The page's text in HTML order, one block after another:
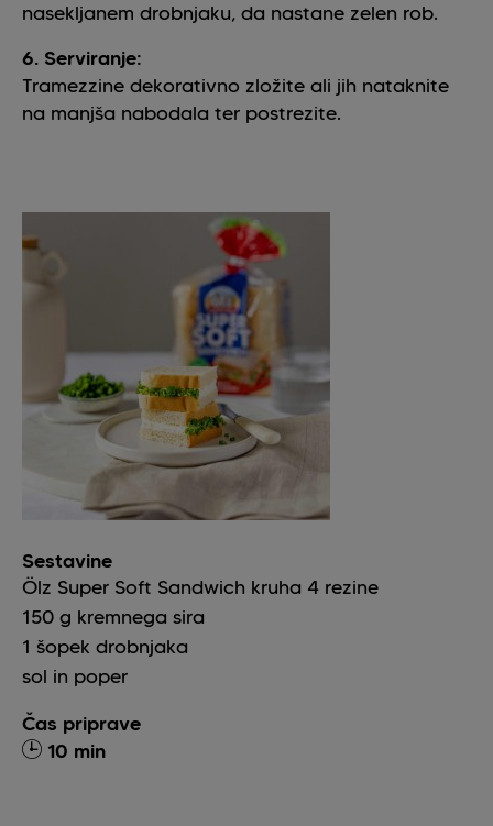
nasekljanem drobnjaku, da nastane zelen rob.
6. Serviranje:
Tramezzine dekorativno zložite ali jih nataknite
na manjša nabodala ter postrezite.
Sestavine
Ölz Super Soft Sandwich kruha 4 rezine
150 g kremnega sira
1 šopek drobnjaka
sol in poper
Čas priprave
10 min